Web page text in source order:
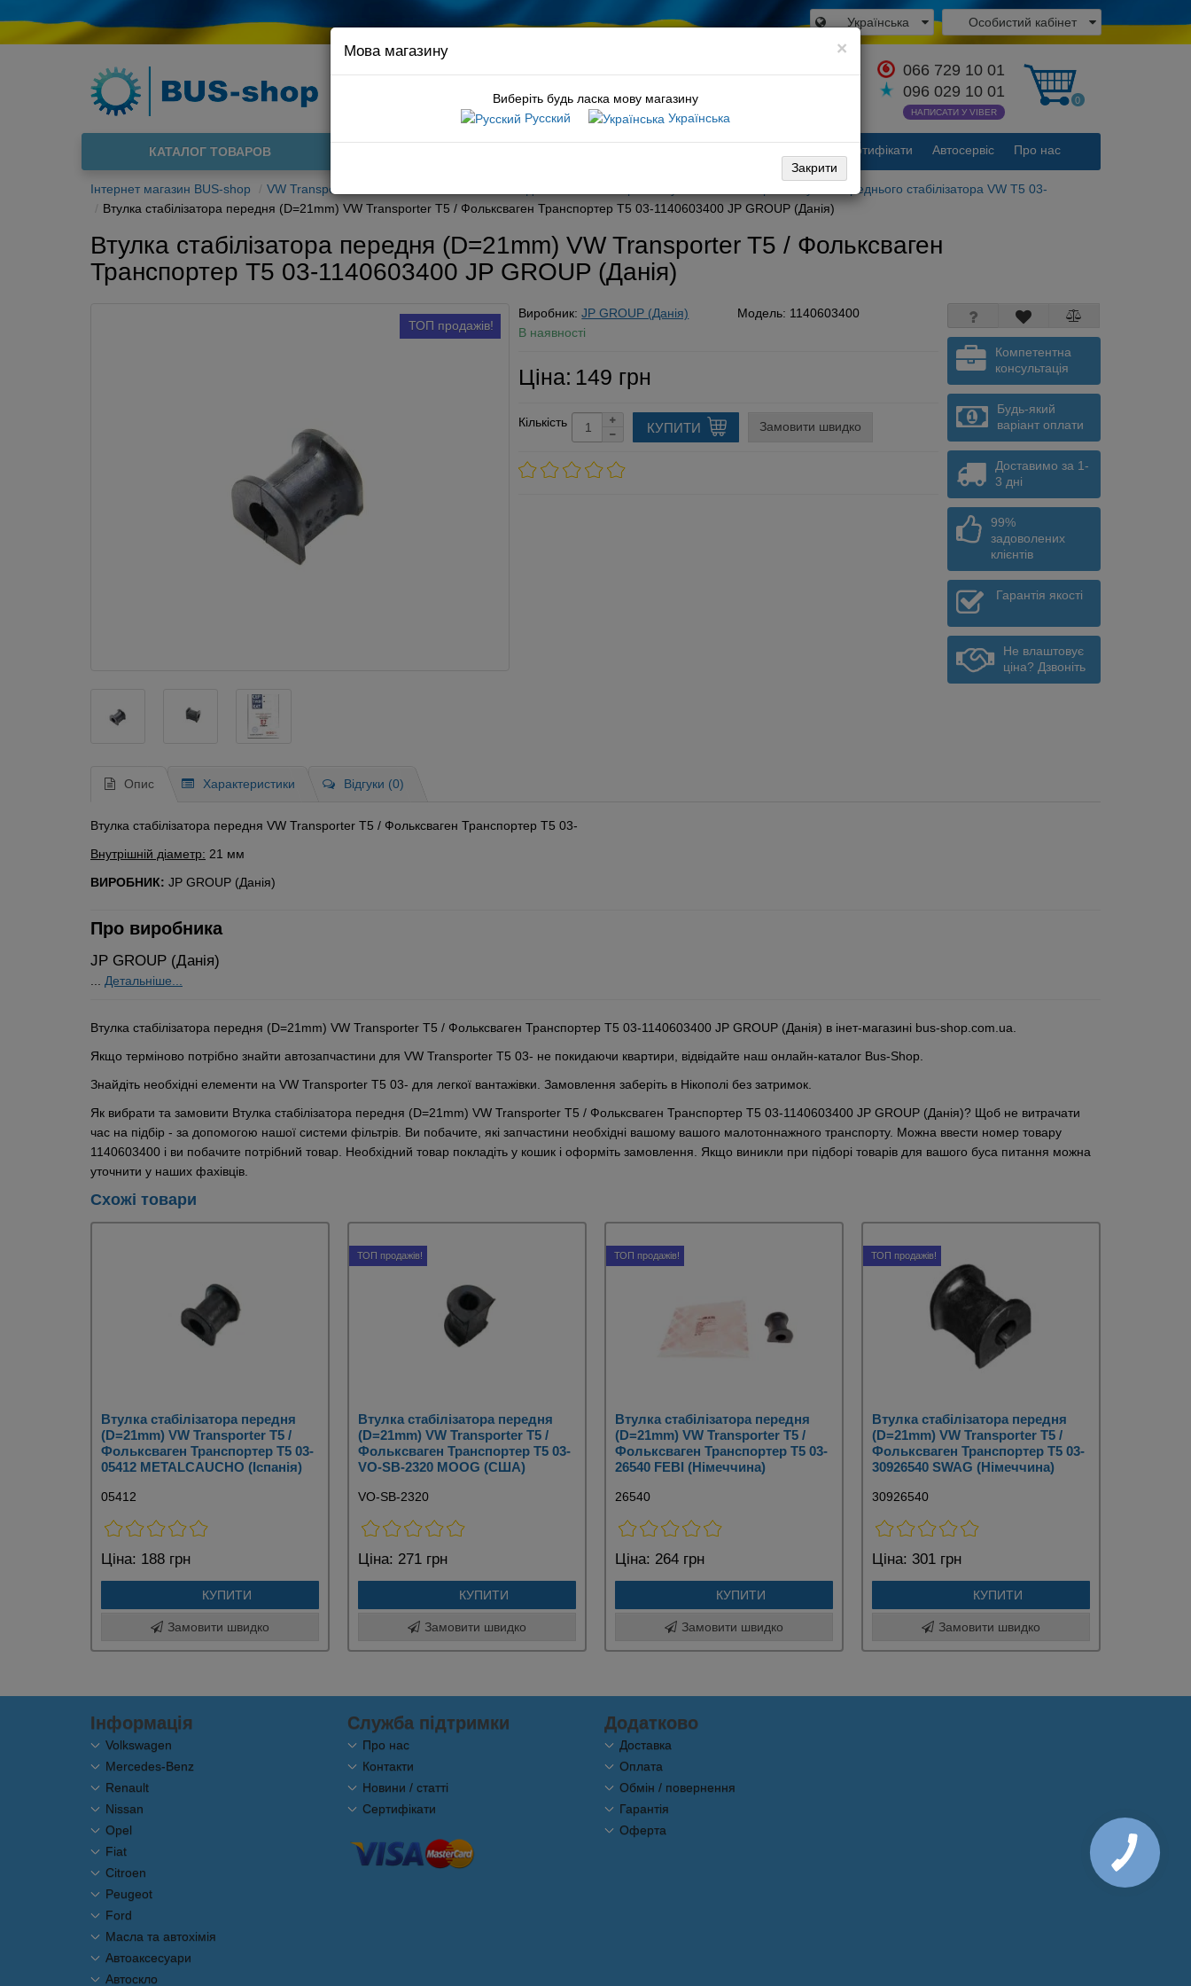
Особистий кабінет
Українська
Зв’язатися з
066 729 10 01
096 029 10 01
НАПИСАТИ У VIBER
0
демпфер caddy
Сертифікати Автосервіс Про нас
КАТАЛОГ ТОВАРОВ
Інтернет магазин BUS-shop VW Transporter T5 03-
Втулки переднього стабілізатора VW T5 03-
Втулка стабілізатора передня (D=21mm) VW Transporter T5 / Фольксваген Транспортер Т5 03-1140603400 JP GROUP (Данія)
×
Мова магазину
Виберіть будь ласка мову магазину
Русский
Українська
Закрити
Втулка стабілізатора передня (D=21mm) VW Transporter T5 / Фольксваген
Транспортер Т5 03-1140603400 JP GROUP (Данія)
ТОП продажів!
Виробник:JP GROUP (Данія) Модель: 1140603400
В наявності
Ціна: 149 грн
Кількість КУПИТИ Замовити швидко
Компетентна
консультація
Будь-який
варіант оплати
Доставимо за 1-
3 дні
99%
задоволених
клієнтів
Гарантія якості
Не влаштовує
ціна? Дзвоніть
Опис Характеристики Відгуки (0)
Втулка стабілізатора передня VW Transporter T5 / Фольксваген Транспортер Т5 03-
Внутрішній діаметр: 21 мм
ВИРОБНИК: JP GROUP (Данія)
Про виробника
JP GROUP (Данія)
... Детальніше...
Втулка стабілізатора передня (D=21mm) VW Transporter T5 / Фольксваген Транспортер Т5 03-1140603400 JP GROUP (Данія) в інет-магазині bus-shop.com.ua.
Якщо терміново потрібно знайти автозапчастини для VW Transporter T5 03- не покидаючи квартири, відвідайте наш онлайн-каталог Bus-Shop.
Знайдіть необхідні елементи на VW Transporter T5 03- для легкої вантажівки. Замовлення заберіть в Нікополі без затримок.
Як вибрати та замовити Втулка стабілізатора передня (D=21mm) VW Transporter T5 / Фольксваген Транспортер Т5 03-1140603400 JP GROUP (Данія)? Щоб не витрачати
час на підбір - за допомогою нашої системи фільтрів. Ви побачите, які запчастини необхідні вашому вашого малотоннажного транспорту. Можна ввести номер товару
1140603400 і ви побачите потрібний товар. Необхідний товар покладіть у кошик і оформіть замовлення. Якщо виникли при підборі товарів для вашого буса питання можна
уточнити у наших фахівців.
Схожі товари
Втулка стабілізатора передня
(D=21mm) VW Transporter T5 /
Фольксваген Транспортер Т5 03-
05412 METALCAUCHO (Іспанія)
05412
Ціна: 188 грн
КУПИТИ
Замовити швидко
ТОП продажів!
Втулка стабілізатора передня
(D=21mm) VW Transporter T5 /
Фольксваген Транспортер Т5 03-
VO-SB-2320 MOOG (США)
VO-SB-2320
Ціна: 271 грн
КУПИТИ
Замовити швидко
ТОП продажів!
Втулка стабілізатора передня
(D=21mm) VW Transporter T5 /
Фольксваген Транспортер Т5 03-
26540 FEBI (Німеччина)
26540
Ціна: 264 грн
КУПИТИ
Замовити швидко
ТОП продажів!
Втулка стабілізатора передня
(D=21mm) VW Transporter T5 /
Фольксваген Транспортер Т5 03-
30926540 SWAG (Німеччина)
30926540
Ціна: 301 грн
КУПИТИ
Замовити швидко
Інформація
Volkswagen
Mercedes-Benz
Renault
Nissan
Opel
Fiat
Citroen
Peugeot
Ford
Масла та автохімія
Автоаксесуари
Автоскло
Служба підтримки
Про нас
Контакти
Новини / статті
Сертифікати
Додатково
Доставка
Оплата
Обмін / повернення
Гарантія
Оферта